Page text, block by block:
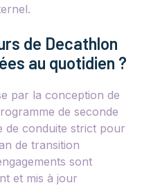
de Decathlon
au quotidien ?
par la conception de
de seconde
de conduite strict pour
de transition
sont
et mis à jour